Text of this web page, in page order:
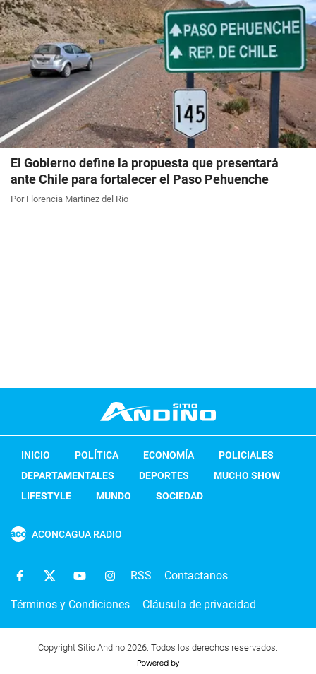
El Gobierno define la propuesta que presentará
ante Chile para fortalecer el Paso Pehuenche
Por Florencia Martinez del Rio
INICIO POLÍTICA ECONOMÍA
POLICIALES
DEPARTAMENTALES
DEPORTES
MUCHO SHOW
LIFESTYLE
MUNDO SOCIEDAD
ACONCAGUA RADIO
RSS Contactanos
Términos y Condiciones Cláusula de privacidad
Copyright Sitio Andino 2026. Todos los derechos reservados.